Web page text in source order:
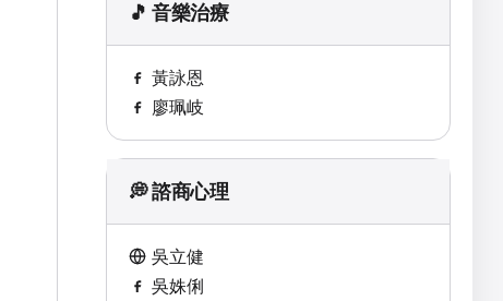
🎵 音樂治療
黃詠恩
廖珮岐
💭 諮商心理
吳立健
吳姝俐